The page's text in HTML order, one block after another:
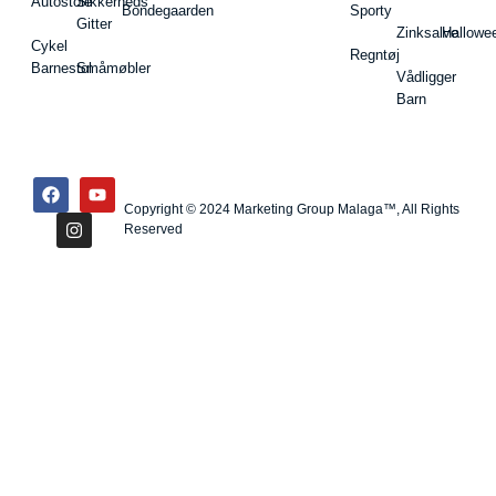
Cykel
Barnestol
Gitter
Småmøbler
Bondegaarden Sporty
Regntøj
Zinksalve
Vådligger
Barn
Copyright © 2024 Marketing Group Malaga™, All Rights
Reserved